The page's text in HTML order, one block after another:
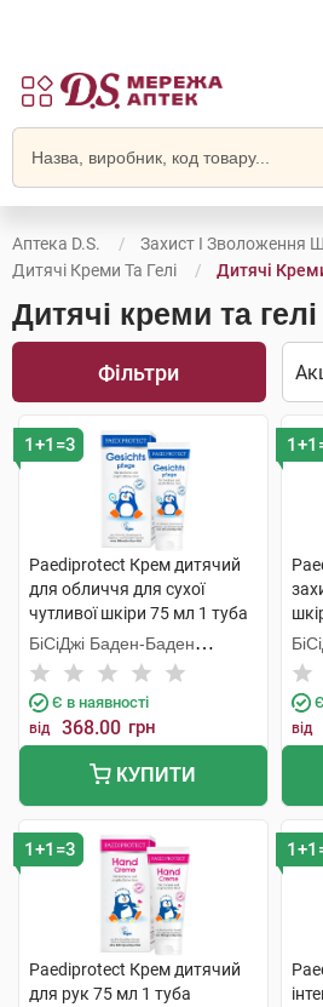
Аптека D.S.
Захист І Зволоження
Дитячі Креми Та Гелі
Дитячі
Дитячі креми та
Фільтри
1+1=3
Paediprotect Крем дитячий
для обличчя для сухої
чутливої шкіри 75 мл 1 туба
БіСіДжі Баден-Баден
Косметікс Груп Гмбх
Є в наявності
від 368.00 грн
КУПИТИ
від
1+1=3
Paediprotect Крем дитячий
для рук 75 мл 1 туба